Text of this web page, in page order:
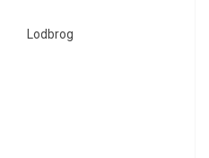
Lodbrog